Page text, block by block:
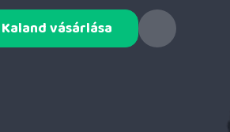
Kaland vásárlása